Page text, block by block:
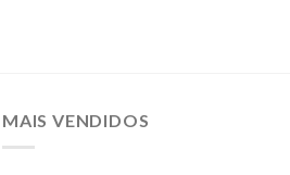
MAIS VENDIDOS